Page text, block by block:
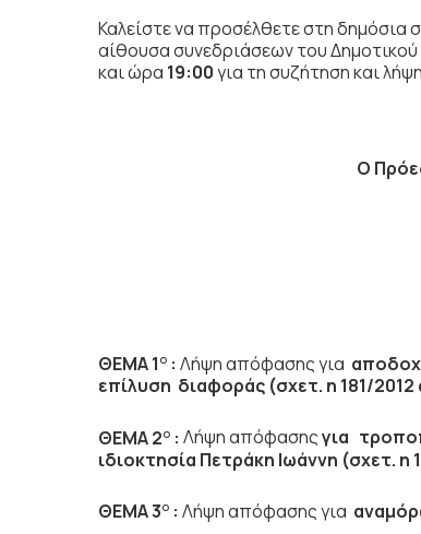
Καλείστε να προσέλθετε στη δημόσια
αίθουσα συνεδριάσεων του
και ώρα 19:00για τη συζήτησηκαι
Ο
ΘΕΜΑ 1 Ο : Λήψη απόφασης για
επίλυση διαφοράς (σχετ. η 181/
ΘΕΜΑ 2Ο : Λήψη απόφασηςγια
ιδιοκτησία Πετράκη Ιωάννη (σχετ.
ΘΕΜΑ 3Ο : Λήψη απόφασης για